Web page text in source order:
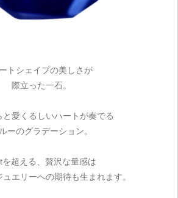
トシェイプの美しさが
際立った一石。
と愛くるしいハートが奏でる
ーのグラデーション。
を超える、贅沢な量感は
エリーへの期待も生まれます。